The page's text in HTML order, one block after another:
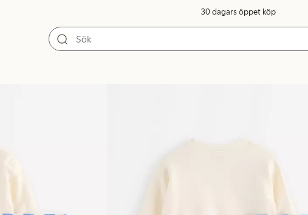
30 dagars öppet köp